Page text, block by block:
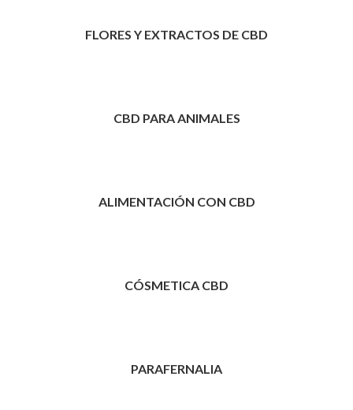
FLORES Y EXTRACTOS DE CBD
CBD PARA ANIMALES
ALIMENTACIÓN CON CBD
CÓSMETICA CBD
PARAFERNALIA